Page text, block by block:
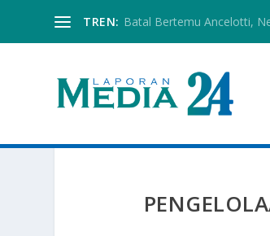
TREN: Batal Bertemu Ancelotti,